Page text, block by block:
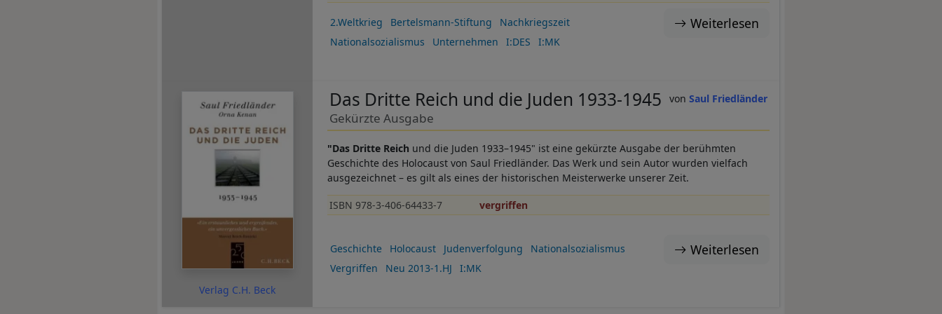
Weiterlesen
2.Weltkrieg Bertelsmann-Stiftung
Nachkriegszeit
Nationalsozialismus
Unternehmen I:DES I:MK
Verlag C.H. Beck
Saul Friedländer
Das Dritte Reich und die Juden 1933-1945
Gekürzte Ausgabe
"Das Dritte Reich und die Juden 1933–1945" ist eine gekürzte Ausgabe der berühmten
Geschichte des Holocaust von Saul Friedländer. Das Werk und sein Autor wurden vielfach
ausgezeichnet – es gilt als eines der historischen Meisterwerke unserer Zeit.
ISBN 978-3-406-64433-7 vergriffen
Weiterlesen
Geschichte Holocaust Judenverfolgung
Nationalsozialismus
Vergriffen
Neu 2013-1.HJ I:MK